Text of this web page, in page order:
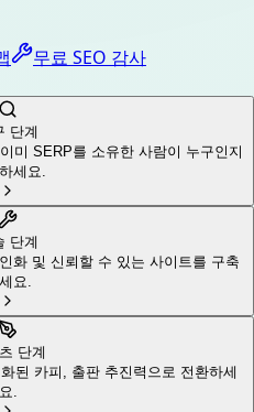
무료 SEO 감사
단계
미 SERP를 소유한 사람이 누구인지
세요.
단계
화 및 신뢰할 수 있는 사이트를 구축
요.
단계
된 카피, 출판 추진력으로 전환하세
요.